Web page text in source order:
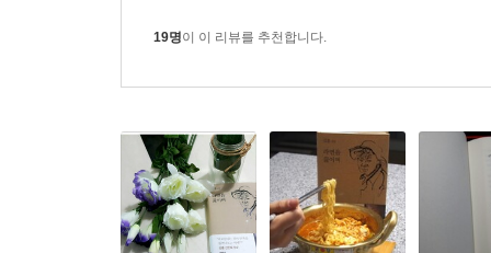
망가진 사람들의 내면에 끝끝내 망가질 수 없는
혼자서 늙어가는 내 초로의 봄날에 자전거를 타
견디기 어려운 세상 속에는 또다른 세상이 있었
*
이제, 함부로 내보낸 말과 글을 뉘우치는 일을
서늘함이 칼처럼 무섭다.
낮고 순한 말로 이 세상에 말을 걸고 싶은 소망
걱정한다.
_작가의 말
19명이 이 리뷰를 추천합니다.